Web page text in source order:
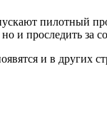
пилотный
и проследить за
и в других